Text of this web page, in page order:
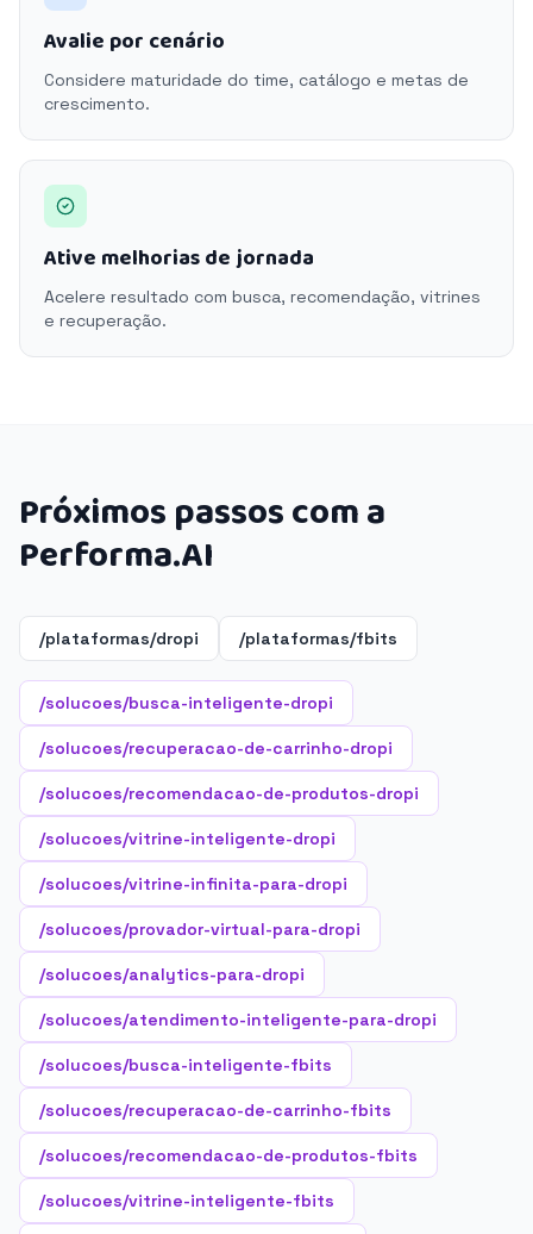
Avalie por cenário
Considere maturidade do time, catálogo e metas de
crescimento.
Ative melhorias de jornada
Acelere resultado com busca, recomendação, vitrines
e recuperação.
Próximos passos com a
Performa.AI
/plataformas/dropi /plataformas/fbits
/solucoes/busca-inteligente-dropi
/solucoes/recuperacao-de-carrinho-dropi
/solucoes/recomendacao-de-produtos-dropi
/solucoes/vitrine-inteligente-dropi
/solucoes/vitrine-infinita-para-dropi
/solucoes/provador-virtual-para-dropi
/solucoes/analytics-para-dropi
/solucoes/atendimento-inteligente-para-dropi
/solucoes/busca-inteligente-fbits
/solucoes/recuperacao-de-carrinho-fbits
/solucoes/recomendacao-de-produtos-fbits
/solucoes/vitrine-inteligente-fbits